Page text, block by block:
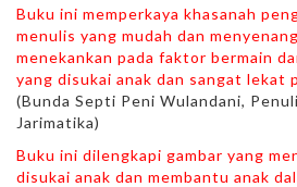
Buku ini memperkaya khasanah
menulis yang mudah dan
menekankan pada faktor bermain
yang disukai anak dan sangat lekat
(Bunda Septi Peni Wulandani,
Jarimatika)
Buku ini dilengkapi gambar yang
disukai anak dan membantu anak